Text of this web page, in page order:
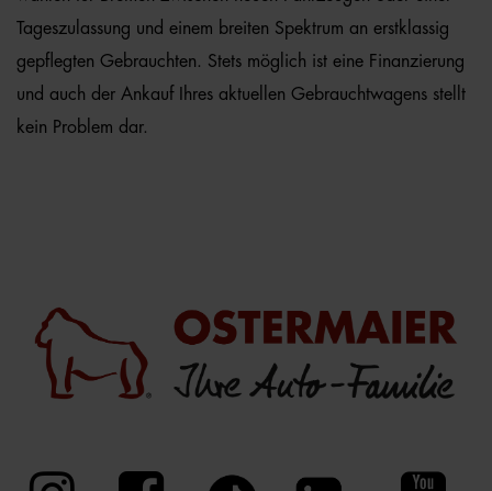
Tageszulassung und einem breiten Spektrum an erstklassig
gepflegten Gebrauchten. Stets möglich ist eine Finanzierung
und auch der Ankauf Ihres aktuellen Gebrauchtwagens stellt
kein Problem dar.